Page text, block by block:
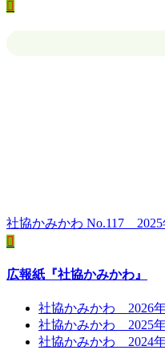
社協かみかわ No.117
広報紙『社協かみかわ』
社協かみかわ 2026年
社協かみかわ 2025年
社協かみかわ 2024年